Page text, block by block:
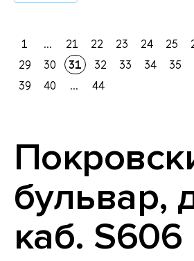
1 ... 21 22 23 24 25
29
30 31 32 33 34 35
39
40 ... 44
бульвар,
каб. S606